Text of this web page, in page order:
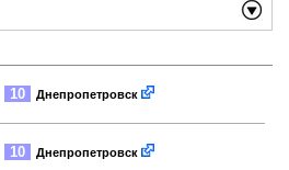
10 Днепропетровск
10 Днепропетровск